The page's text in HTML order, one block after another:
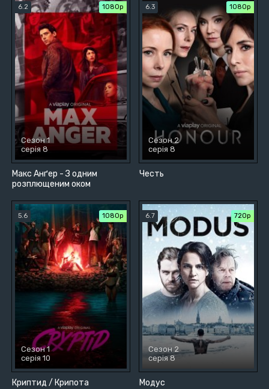
Макс Анґер - З одним
розплющеним оком
6.2 1080p
Сезон 1
серія 8
Честь
6.3 1080p
Сезон 2
серія 8
Криптид / Крипота
5.6 1080p
Сезон 1
серія 10
Модус
6.7 720р
Сезон 2
серія 8